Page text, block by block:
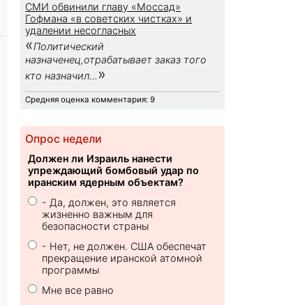
СМИ обвинили главу «Моссад»
Гофмана «в советских чистках» и
удалении несогласных
«Политический
назначенец,отрабатывает заказ того
кто назначил... »
Средняя оценка комментария: 9
Опрос недели
Должен ли Израиль нанести
упреждающий бомбовый удар по
иранским ядерным объектам?
- Да, должен, это является
жизненно важным для
безопасности страны
- Нет, не должен. США обеспечат
прекращение иранской атомной
программы
Мне все равно